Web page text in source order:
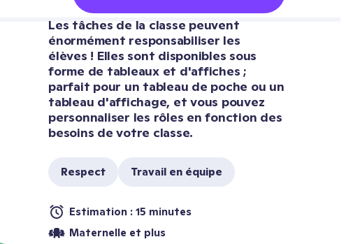
Les tâches de la classe peuvent
énormément responsabiliser les
élèves ! Elles sont disponibles sous
forme de tableaux et d'affiches ;
parfait pour un tableau de poche ou un
tableau d'affichage, et vous pouvez
personnaliser les rôles en fonction des
besoins de votre classe.
Respect Travail en équipe
Estimation : 15 minutes
Maternelle et plus